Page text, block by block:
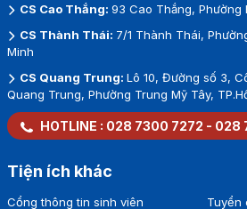
CS Cao Thắng: 93 Cao Thắng, Phường
CS Thành Thái: 7/1 Thành Thái,
Minh
CS Quang Trung: Lô 10, Đường số 3,
Quang Trung, Phường Trung Mỹ Tây,
HOTLINE : 028 7300 7272 - 028
Tiện ích khác
Cổng thông tin sinh viên Tuyển